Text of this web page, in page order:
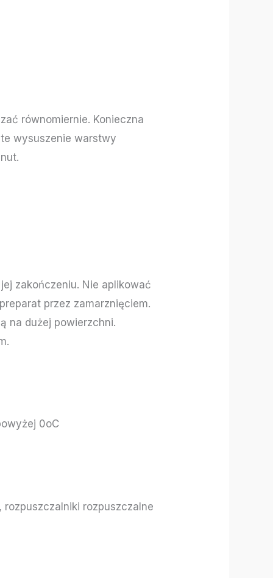
równomiernie. Konieczna
wysuszenie warstwy
zakończeniu. Nie aplikować
przez zamarznięciem.
na dużej powierzchni.
0oC
rozpuszczalne